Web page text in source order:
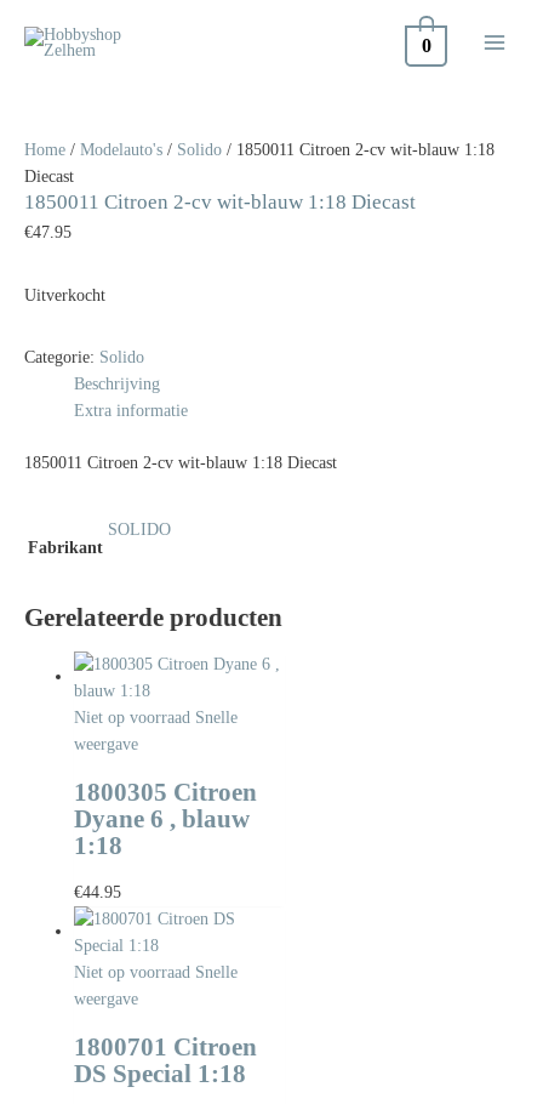
naar
0
Home / Modelauto's / Solido / 1850011 Citroen 2-cv wit-blauw 1:18
Diecast
1850011 Citroen 2-cv wit-blauw 1:18 Diecast
€47.95
Uitverkocht
Categorie: Solido
Beschrijving
Extra informatie
1850011 Citroen 2-cv wit-blauw 1:18 Diecast
Fabrikant
SOLIDO
Gerelateerde producten
Niet op voorraad Snelle
weergave
1800305 Citroen
Dyane 6 , blauw
1:18
€44.95
Niet op voorraad Snelle
weergave
1800701 Citroen
DS Special 1:18